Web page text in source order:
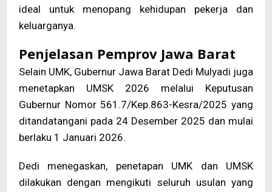
ideal untuk menopang kehidupan pekerja dan
keluarganya.
Penjelasan Pemprov Jawa Barat
Selain UMK, Gubernur Jawa Barat Dedi Mulyadi juga
menetapkan UMSK 2026 melalui Keputusan
Gubernur Nomor 561.7/Kep.863-Kesra/2025 yang
ditandatangani pada 24 Desember 2025 dan mulai
berlaku 1 Januari 2026.
Dedi menegaskan, penetapan UMK dan UMSK
dilakukan dengan mengikuti seluruh usulan yang